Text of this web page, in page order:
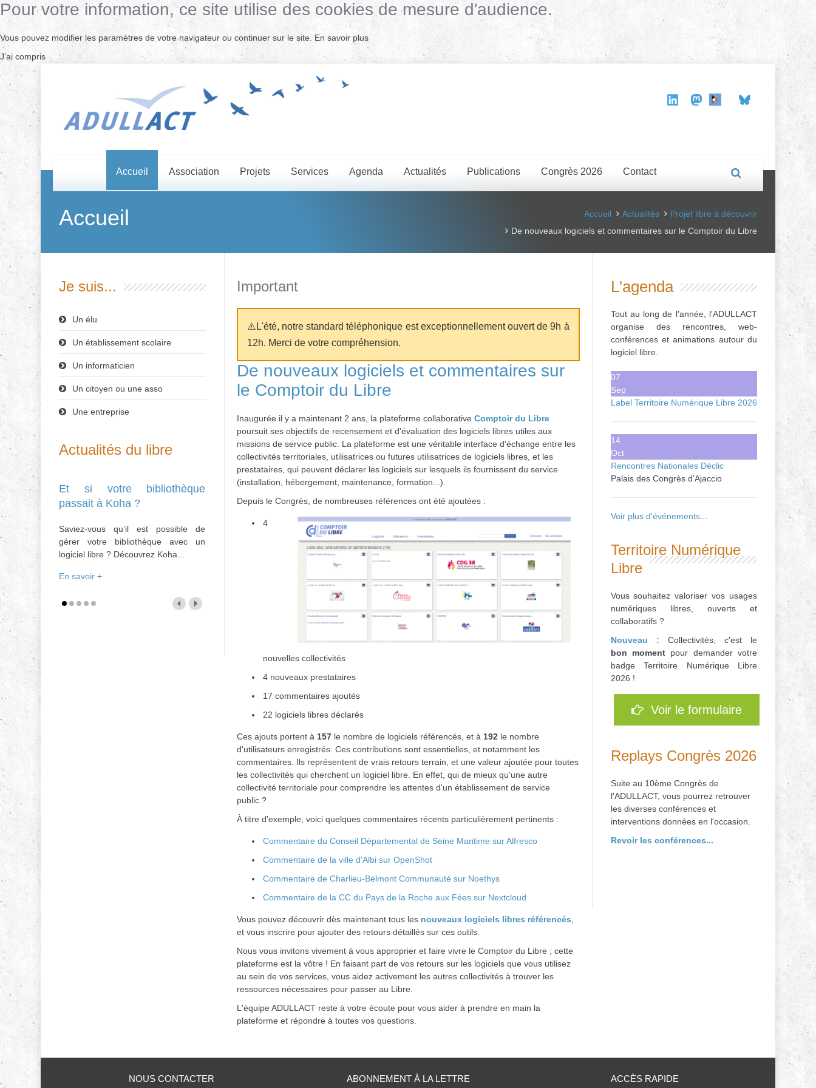
Pour votre information, ce site utilise des cookies de mesure d'audience.
Vous pouvez modifier les paramètres de votre navigateur ou continuer sur le site. En savoir plus
J'ai compris
Accueil Association Projets Services Agenda Actualités Publications Congrès 2026 Contact
Accueil Accueil Actualités
Projet libre à découvrir
De nouveaux logiciels et commentaires sur le Comptoir du Libre
Je suis...
Un élu
Un établissement scolaire
Un informaticien
Un citoyen ou une asso
Une entreprise
Actualités du libre
Et si votre bibliothèque
passait à Koha ?
Saviez-vous qu’il est possible de
gérer votre bibliothèque avec un
logiciel libre ? Découvrez Koha...
En savoir +
Important
⚠️L'été, notre standard téléphonique est exceptionnellement ouvert de 9h à
12h. Merci de votre compréhension.
De nouveaux logiciels et commentaires sur
le Comptoir du Libre
Inaugurée il y a maintenant 2 ans, la plateforme collaborative Comptoir du Libre
poursuit ses objectifs de recensement et d'évaluation des logiciels libres utiles aux
missions de service public. La plateforme est une véritable interface d'échange entre les
collectivités territoriales, utilisatrices ou futures utilisatrices de logiciels libres, et les
prestataires, qui peuvent déclarer les logiciels sur lesquels ils fournissent du service
(installation, hébergement, maintenance, formation...).
Depuis le Congrès, de nombreuses références ont été ajoutées :
4
nouvelles collectivités
4 nouveaux prestataires
17 commentaires ajoutés
22 logiciels libres déclarés
Ces ajouts portent à 157le nombre de logiciels référencés, et à 192le nombre
d'utilisateurs enregistrés. Ces contributions sont essentielles, et notamment les
commentaires. Ils représentent de vrais retours terrain, et une valeur ajoutée pour toutes
les collectivités qui cherchent un logiciel libre. En effet, qui de mieux qu'une autre
collectivité territoriale pour comprendre les attentes d'un établissement de service
public ?
À titre d'exemple, voici quelques commentaires récents particulièrement pertinents :
Commentaire du Conseil Départemental de Seine Maritime sur Alfresco
Commentaire de la ville d'Albi sur OpenShot
Commentaire de Charlieu-Belmont Communauté sur Noethys
Commentaire de la CC du Pays de la Roche aux Fées sur Nextcloud
Vous pouvez découvrir dès maintenant tous les nouveaux logiciels libres référencés
et vous inscrire pour ajouter des retours détaillés sur ces outils.
Nous vous invitons vivement à vous approprier et faire vivre le Comptoir du Libre ; cette
plateforme est la vôtre ! En faisant part de vos retours sur les logiciels que vous utilisez
au sein de vos services, vous aidez activement les autres collectivités à trouver les
ressources nécessaires pour passer au Libre.
L'équipe ADULLACT reste à votre écoute pour vous aider à prendre en main la
plateforme et répondre à toutes vos questions.
L'agenda
Tout au long de l'année, l'ADULLACT
organise des rencontres, web-
conférences et animations autour du
logiciel libre.
07
Sep
Label Territoire Numérique Libre 2026
14
Oct
Rencontres Nationales Déclic
Palais des Congrès d'Ajaccio
Voir plus d'événements...
Territoire Numérique
Libre
Vous souhaitez valoriser vos usages
numériques libres, ouverts et
collaboratifs ?
Nouveau :
Collectivités, c'est le
bon
momentpour demander votre
badge Territoire Numérique Libre
2026 !
Voir le formulaire
Replays Congrès 2026
Suite au 10ème Congrès de
l'ADULLACT, vous pourrez retrouver
les diverses conférences et
interventions données en l'occasion.
Revoir les conférences...
NOUS CONTACTER ABONNEMENT À LA LETTRE ACCÈS RAPIDE